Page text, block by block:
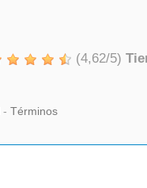
(4,62/5)
- Términos